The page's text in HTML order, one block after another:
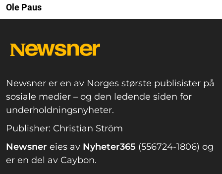
Ole Paus
Newsner er en av Norges største publisister på
sosiale medier – og den ledende siden for
underholdningsnyheter.
Publisher: Christian Ström
Newsner eies av Nyheter365 (556724-1806) og
er en del av Caybon.